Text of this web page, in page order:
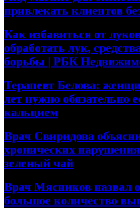
привлекать клиентов
Как избавиться от
обработать лук,
борьбы | РБК
Терапевт Белова:
лет нужно обязательно
кальцием
Врач Свиридова
хронических
зеленый чай
Врач Мясников назвал
большое количество